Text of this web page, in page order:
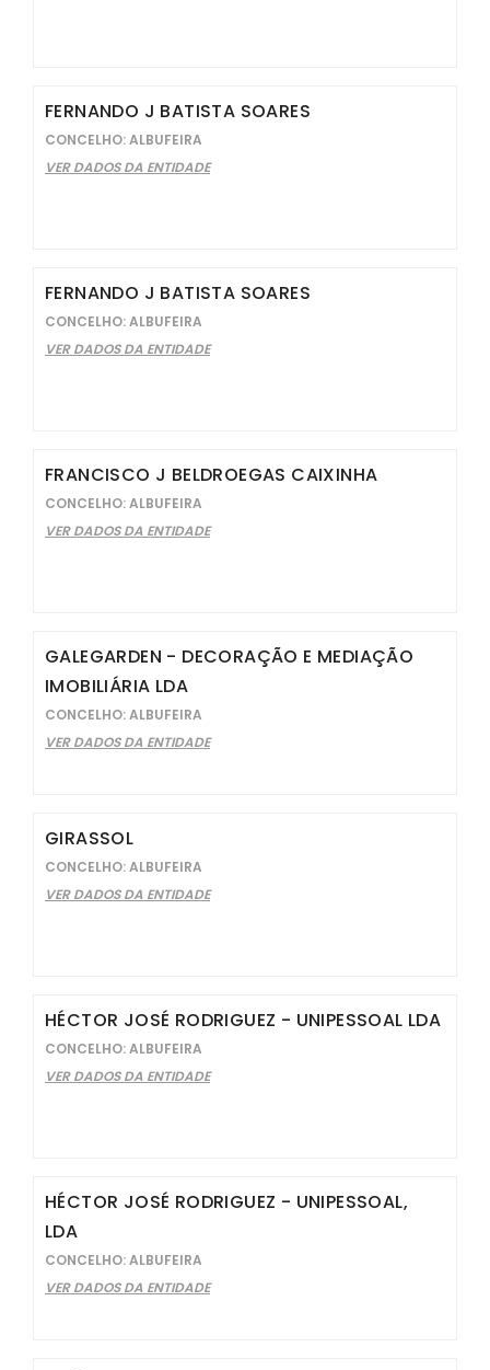
FERNANDO J BATISTA SOARES
CONCELHO: ALBUFEIRA
VER DADOS DA ENTIDADE
FERNANDO J BATISTA SOARES
CONCELHO: ALBUFEIRA
VER DADOS DA ENTIDADE
FRANCISCO J BELDROEGAS CAIXINHA
CONCELHO: ALBUFEIRA
VER DADOS DA ENTIDADE
GALEGARDEN - DECORAÇÃO E MEDIAÇÃO
IMOBILIÁRIA LDA
CONCELHO: ALBUFEIRA
VER DADOS DA ENTIDADE
GIRASSOL
CONCELHO: ALBUFEIRA
VER DADOS DA ENTIDADE
HÉCTOR JOSÉ RODRIGUEZ - UNIPESSOAL LDA
CONCELHO: ALBUFEIRA
VER DADOS DA ENTIDADE
HÉCTOR JOSÉ RODRIGUEZ - UNIPESSOAL,
LDA
CONCELHO: ALBUFEIRA
VER DADOS DA ENTIDADE